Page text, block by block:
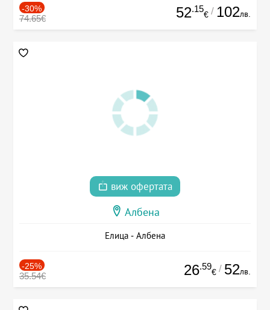
-30%
74.65€ 52.15
€ / 102лв.
виж офертата
Албена
Елица - Албена
-25%
35.54€ 26.59
€ / 52лв.